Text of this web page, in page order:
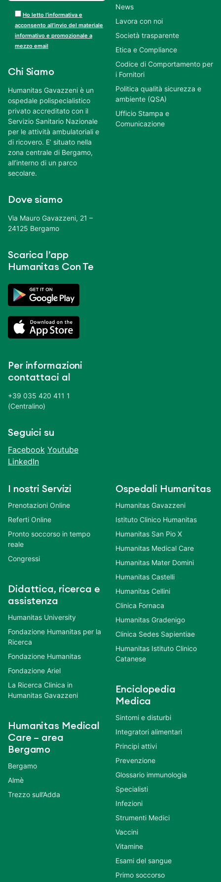
Ho letto l’informativa e
acconsento all’invio del materiale
informativo e promozionale a
mezzo email
Chi Siamo
Humanitas Gavazzeni è un
ospedale polispecialistico
privato accreditato con il
Servizio Sanitario Nazionale
per le attività ambulatoriali e
di ricovero. E’ situato nella
zona centrale di Bergamo,
all’interno di un parco
secolare.
Dove siamo
Via Mauro Gavazzeni, 21 –
24125 Bergamo
Scarica l’app
Humanitas Con Te
Per informazioni
contattaci al
+39 035 420 411 1
(Centralino)
Seguici su
Facebook Youtube
LinkedIn
News
Lavora con noi
Società trasparente
Etica e Compliance
Codice di Comportamento per
i Fornitori
Politica qualità sicurezza e
ambiente (QSA)
Ufficio Stampa e
Comunicazione
I nostri Servizi
Prenotazioni Online
Referti Online
Pronto soccorso in tempo
reale
Congressi
Didattica, ricerca e
assistenza
Humanitas University
Fondazione Humanitas per la
Ricerca
Fondazione Humanitas
Fondazione Ariel
La Ricerca Clinica in
Humanitas Gavazzeni
Humanitas Medical
Care – area
Bergamo
Bergamo
Almè
Trezzo sull’Adda
Ospedali Humanitas
Humanitas Gavazzeni
Istituto Clinico Humanitas
Humanitas San Pio X
Humanitas Medical Care
Humanitas Mater Domini
Humanitas Castelli
Humanitas Cellini
Clinica Fornaca
Humanitas Gradenigo
Clinica Sedes Sapientiae
Humanitas Istituto Clinico
Catanese
Enciclopedia
Medica
Sintomi e disturbi
Integratori alimentari
Principi attivi
Prevenzione
Glossario immunologia
Specialisti
Infezioni
Strumenti Medici
Vaccini
Vitamine
Esami del sangue
Primo soccorso